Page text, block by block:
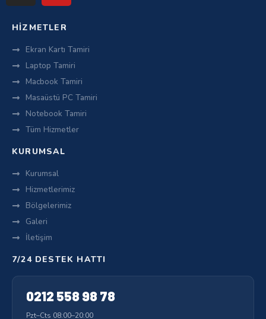
HIZMETLER
Ekran Kartı Tamiri
Laptop Tamiri
Macbook Tamiri
Masaüstü PC Tamiri
Notebook Tamiri
Tüm Hizmetler
KURUMSAL
Kurumsal
Hizmetlerimiz
Bölgelerimiz
Galeri
İletişim
7/24 DESTEK HATTI
0212 558 98 78
Pzt–Cts 08:00–20:00